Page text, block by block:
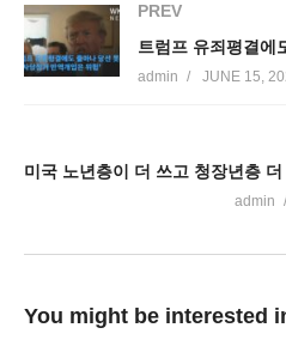
PREV
admin JUNE 15,
admin
You might be interested